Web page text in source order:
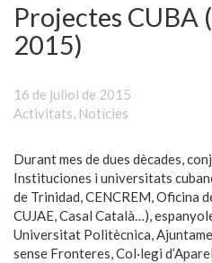
Projectes CUBA
2015)
16 de juliol de 2015
Activitats, Notícies
Durant mes de dues dècades,
Instituciones i universitats
de Trinidad, CENCREM, Oficina
CUJAE, Casal Català…),
Universitat Politècnica,
sense Fronteres, Col·legi